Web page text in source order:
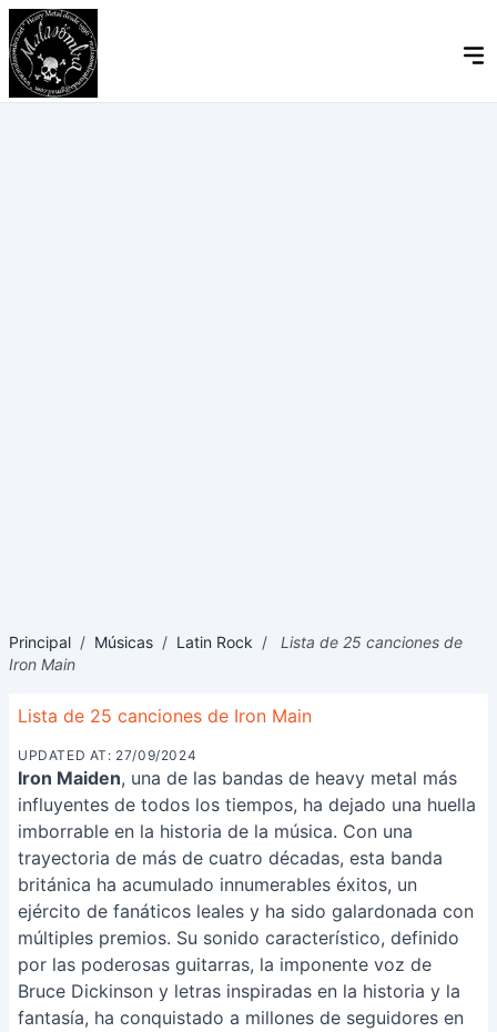
Principal / Músicas / Latin Rock /
Lista de 25 canciones de
Iron Main
Lista de 25 canciones de Iron Main
UPDATED AT: 27/09/2024
Iron Maiden, una de las bandas de heavy metal más
influyentes de todos los tiempos, ha dejado una huella
imborrable en la historia de la música. Con una
trayectoria de más de cuatro décadas, esta banda
británica ha acumulado innumerables éxitos, un
ejército de fanáticos leales y ha sido galardonada con
múltiples premios. Su sonido característico, definido
por las poderosas guitarras, la imponente voz de
Bruce Dickinson y letras inspiradas en la historia y la
fantasía, ha conquistado a millones de seguidores en